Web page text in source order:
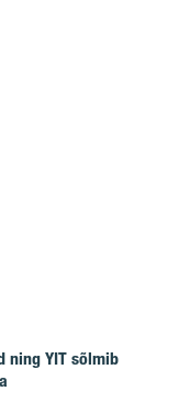
ning YIT sõlmib